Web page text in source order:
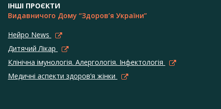
ІНШІ ПРОЄКТИ
Видавничого Дому “Здоров’я України”
Нейро News
Дитячий Лікар
Клінічна імунологія. Алергологія. Інфектологія
Медичні аспекти здоров’я жінки